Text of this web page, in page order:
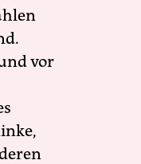
vor